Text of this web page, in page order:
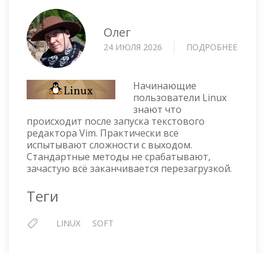
Олег
24 ИЮЛЯ 2026 ПОДРОБНЕЕ
Начинающие
пользователи Linux
знают что
происходит после запуска текстового
редактора Vim. Практически все
испытывают сложности с выходом.
Стандартные методы не срабатывают,
зачастую всё заканчивается перезагрузкой.
Теги
LINUX SOFT